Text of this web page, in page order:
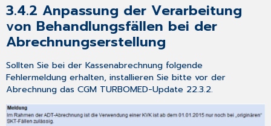
3.4.2 Anpassung der Verarbeitung
von Behandlungsfällen bei der
Abrechnungserstellung
Sollten Sie bei der Kassenabrechnung folgende
Fehlermeldung erhalten, installieren Sie bitte vor der
Abrechnung das CGM TURBOMED-Update 22.3.2.